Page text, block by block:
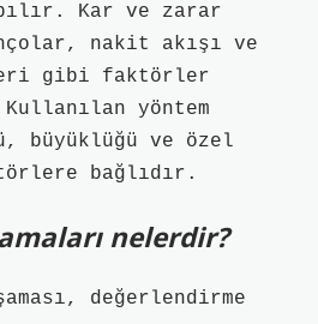
Kar ve zarar
nakit akışı ve
gibi faktörler
yöntem
büyüklüğü ve özel
bağlıdır.
nelerdir?
değerlendirme